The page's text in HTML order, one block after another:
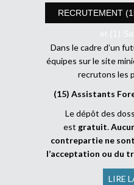
RECRUTEMENT
et (1)
Dans le cadre d’un
équipes sur le site
recrutons les
(15) Assistants
Le dépôt des
est gratuit.
contrepartie ne
l’acceptation ou du
LIRE